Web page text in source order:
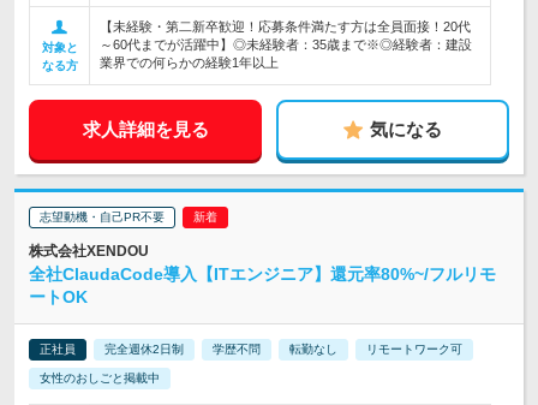
対象と
なる方
【未経験・第二新卒歓迎！応募条件満たす方は全員面接！20代
～60代までが活躍中】◎未経験者：35歳まで※◎経験者：建設
業界での何らかの経験1年以上
求人詳細を見る 気になる
志望動機・自己PR不要
株式会社XENDOU
全社ClaudaCode導入【ITエンジニア】還元率80%~/フルリモ
ートOK
正社員 完全週休2日制 学歴不問 転勤なし リモートワーク可
女性のおしごと掲載中